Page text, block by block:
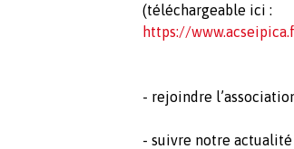
(téléchargeable ici :
https://
- rejoindre
- suivre notre actualité